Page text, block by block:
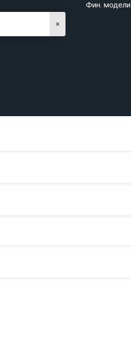
Фин. модели
×